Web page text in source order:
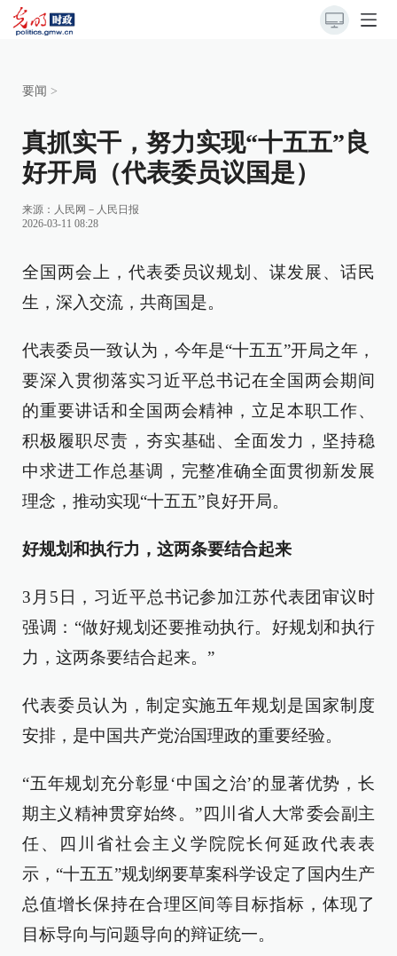
要闻 >
真抓实干，努力实现“十五五”良
好开局（代表委员议国是）
来源： 人民网－人民日报
2026-03-11 08:28
全国两会上，代表委员议规划、谋发展、话民
生，深入交流，共商国是。
代表委员一致认为，今年是“十五五”开局之年，
要深入贯彻落实习近平总书记在全国两会期间
的重要讲话和全国两会精神，立足本职工作、
积极履职尽责，夯实基础、全面发力，坚持稳
中求进工作总基调，完整准确全面贯彻新发展
理念，推动实现“十五五”良好开局。
好规划和执行力，这两条要结合起来
3月5日，习近平总书记参加江苏代表团审议时
强调：“做好规划还要推动执行。好规划和执行
力，这两条要结合起来。”
代表委员认为，制定实施五年规划是国家制度
安排，是中国共产党治国理政的重要经验。
“五年规划充分彰显‘中国之治’的显著优势，长
期主义精神贯穿始终。”四川省人大常委会副主
任、四川省社会主义学院院长何延政代表表
示，“十五五”规划纲要草案科学设定了国内生产
总值增长保持在合理区间等目标指标，体现了
目标导向与问题导向的辩证统一。